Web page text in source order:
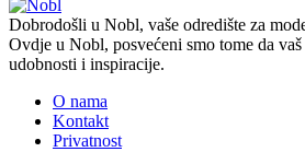
Dobrodošli u Nobl, vaše odredište za
Ovdje u Nobl, posvećeni smo tome da
udobnosti i inspiracije.
O nama
Kontakt
Privatnost